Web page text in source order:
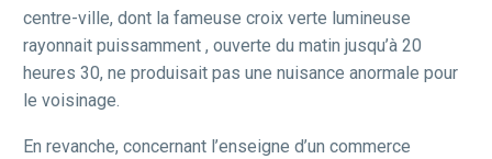
centre-ville, dont la fameuse croix verte lumineuse
rayonnait puissamment , ouverte du matin jusqu’à 20
heures 30, ne produisait pas une nuisance anormale pour
le voisinage.
En revanche, concernant l’enseigne d’un commerce